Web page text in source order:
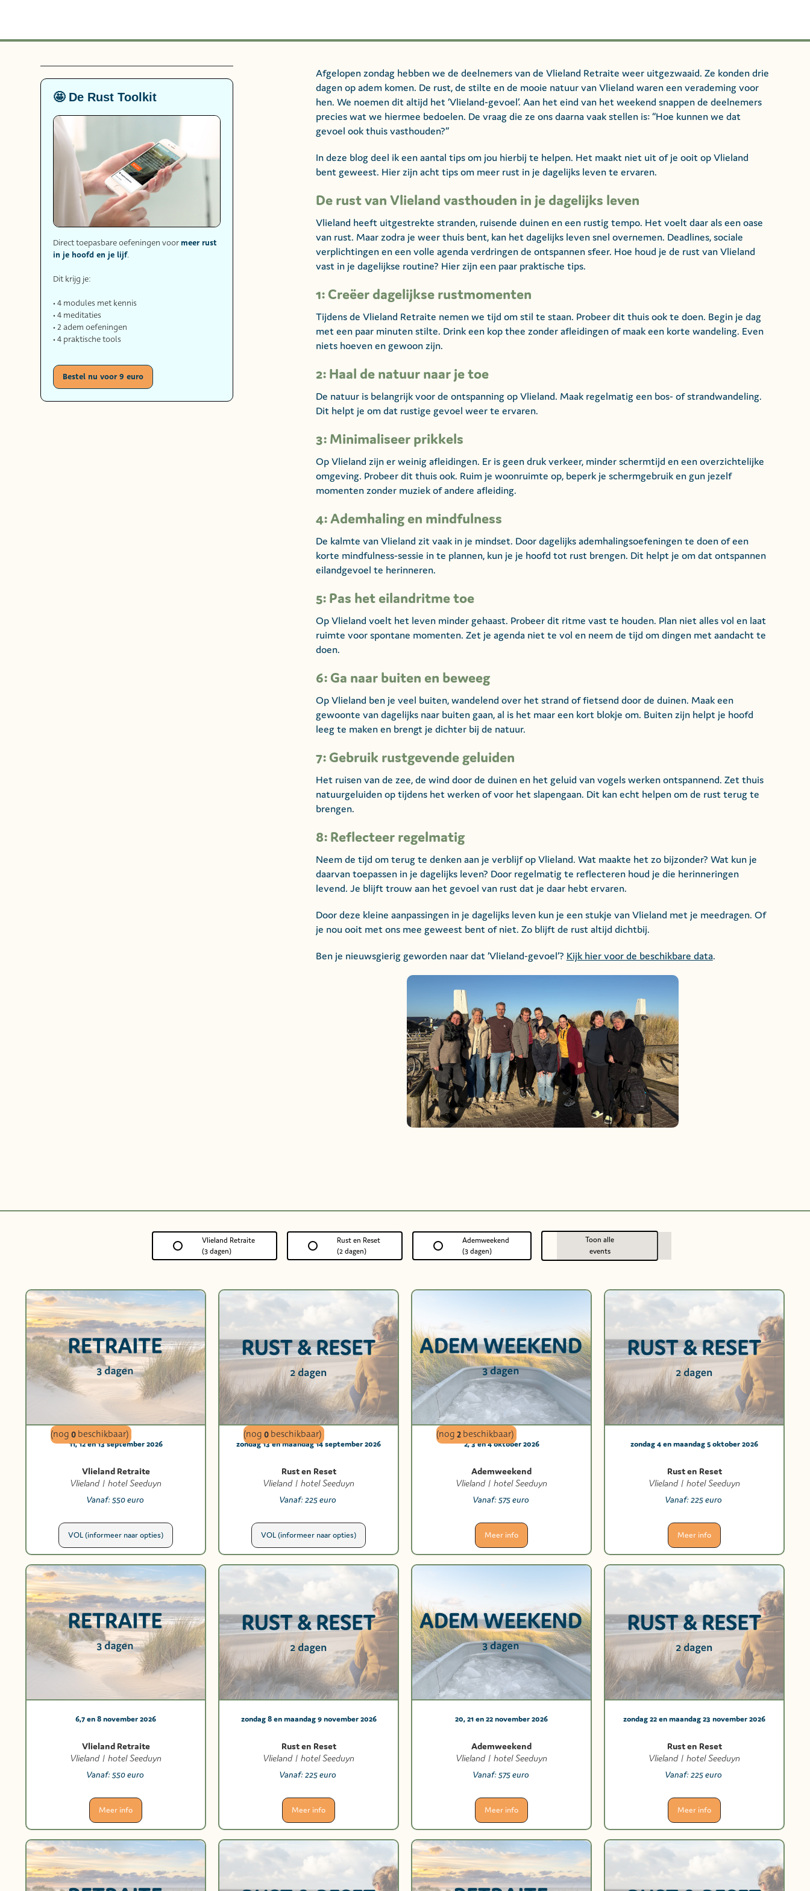
🤩 De Rust Toolkit
Direct toepasbare oefeningen voor meer rust
in je hoofd en je lijf.
Dit krijg je:
• 4 modules met kennis
• 4 meditaties
• 2 adem oefeningen
• 4 praktische tools
Bestel nu voor 9 euro
Afgelopen zondag hebben we de deelnemers van de Vlieland Retraite weer uitgezwaaid. Ze konden drie
dagen op adem komen. De rust, de stilte en de mooie natuur van Vlieland waren een verademing voor
hen. We noemen dit altijd het ‘Vlieland-gevoel’. Aan het eind van het weekend snappen de deelnemers
precies wat we hiermee bedoelen. De vraag die ze ons daarna vaak stellen is: “Hoe kunnen we dat
gevoel ook thuis vasthouden?”
In deze blog deel ik een aantal tips om jou hierbij te helpen. Het maakt niet uit of je ooit op Vlieland
bent geweest. Hier zijn acht tips om meer rust in je dagelijks leven te ervaren.
De rust van Vlieland vasthouden in je dagelijks leven
Vlieland heeft uitgestrekte stranden, ruisende duinen en een rustig tempo. Het voelt daar als een oase
van rust. Maar zodra je weer thuis bent, kan het dagelijks leven snel overnemen. Deadlines, sociale
verplichtingen en een volle agenda verdringen de ontspannen sfeer. Hoe houd je de rust van Vlieland
vast in je dagelijkse routine? Hier zijn een paar praktische tips.
1: Creëer dagelijkse rustmomenten
Tijdens de Vlieland Retraite nemen we tijd om stil te staan. Probeer dit thuis ook te doen. Begin je dag
met een paar minuten stilte. Drink een kop thee zonder afleidingen of maak een korte wandeling. Even
niets hoeven en gewoon zijn.
2: Haal de natuur naar je toe
De natuur is belangrijk voor de ontspanning op Vlieland. Maak regelmatig een bos- of strandwandeling.
Dit helpt je om dat rustige gevoel weer te ervaren.
3: Minimaliseer prikkels
Op Vlieland zijn er weinig afleidingen. Er is geen druk verkeer, minder schermtijd en een overzichtelijke
omgeving. Probeer dit thuis ook. Ruim je woonruimte op, beperk je schermgebruik en gun jezelf
momenten zonder muziek of andere afleiding.
4: Ademhaling en mindfulness
De kalmte van Vlieland zit vaak in je mindset. Door dagelijks ademhalingsoefeningen te doen of een
korte mindfulness-sessie in te plannen, kun je je hoofd tot rust brengen. Dit helpt je om dat ontspannen
eilandgevoel te herinneren.
5: Pas het eilandritme toe
Op Vlieland voelt het leven minder gehaast. Probeer dit ritme vast te houden. Plan niet alles vol en laat
ruimte voor spontane momenten. Zet je agenda niet te vol en neem de tijd om dingen met aandacht te
doen.
6: Ga naar buiten en beweeg
Op Vlieland ben je veel buiten, wandelend over het strand of fietsend door de duinen. Maak een
gewoonte van dagelijks naar buiten gaan, al is het maar een kort blokje om. Buiten zijn helpt je hoofd
leeg te maken en brengt je dichter bij de natuur.
7: Gebruik rustgevende geluiden
Het ruisen van de zee, de wind door de duinen en het geluid van vogels werken ontspannend. Zet thuis
natuurgeluiden op tijdens het werken of voor het slapengaan. Dit kan echt helpen om de rust terug te
brengen.
8: Reflecteer regelmatig
Neem de tijd om terug te denken aan je verblijf op Vlieland. Wat maakte het zo bijzonder? Wat kun je
daarvan toepassen in je dagelijks leven? Door regelmatig te reflecteren houd je die herinneringen
levend. Je blijft trouw aan het gevoel van rust dat je daar hebt ervaren.
Door deze kleine aanpassingen in je dagelijks leven kun je een stukje van Vlieland met je meedragen. Of
je nou ooit met ons mee geweest bent of niet. Zo blijft de rust altijd dichtbij.
Ben je nieuwsgierig geworden naar dat ‘Vlieland-gevoel’? Kijk hier voor de beschikbare data.
Vlieland Retraite
(3 dagen)
Rust en Reset
(2 dagen)
Ademweekend
(3 dagen)
Toon alle
events
(nog 0 beschikbaar)
11, 12 en 13 september 2026
Vlieland Retraite
Vlieland | hotel Seeduyn
Vanaf: 550 euro
VOL (informeer naar opties)
(nog 0 beschikbaar)
zondag 13 en maandag 14 september 2026
Rust en Reset
Vlieland | hotel Seeduyn
Vanaf:225 euro
VOL (informeer naar opties)
(nog 2 beschikbaar)
2, 3 en 4 oktober 2026
Ademweekend
Vlieland | hotel Seeduyn
Vanaf: 575 euro
Meer info
zondag 4 en maandag 5 oktober 2026
Rust en Reset
Vlieland | hotel Seeduyn
Vanaf:225 euro
Meer info
6,7 en 8 november 2026
Vlieland Retraite
Vlieland | hotel Seeduyn
Vanaf: 550 euro
Meer info
zondag 8 en maandag 9 november 2026
Rust en Reset
Vlieland | hotel Seeduyn
Vanaf:225 euro
Meer info
20, 21 en 22 november 2026
Ademweekend
Vlieland | hotel Seeduyn
Vanaf: 575 euro
Meer info
zondag 22 en maandag 23 november 2026
Rust en Reset
Vlieland | hotel Seeduyn
Vanaf:225 euro
Meer info